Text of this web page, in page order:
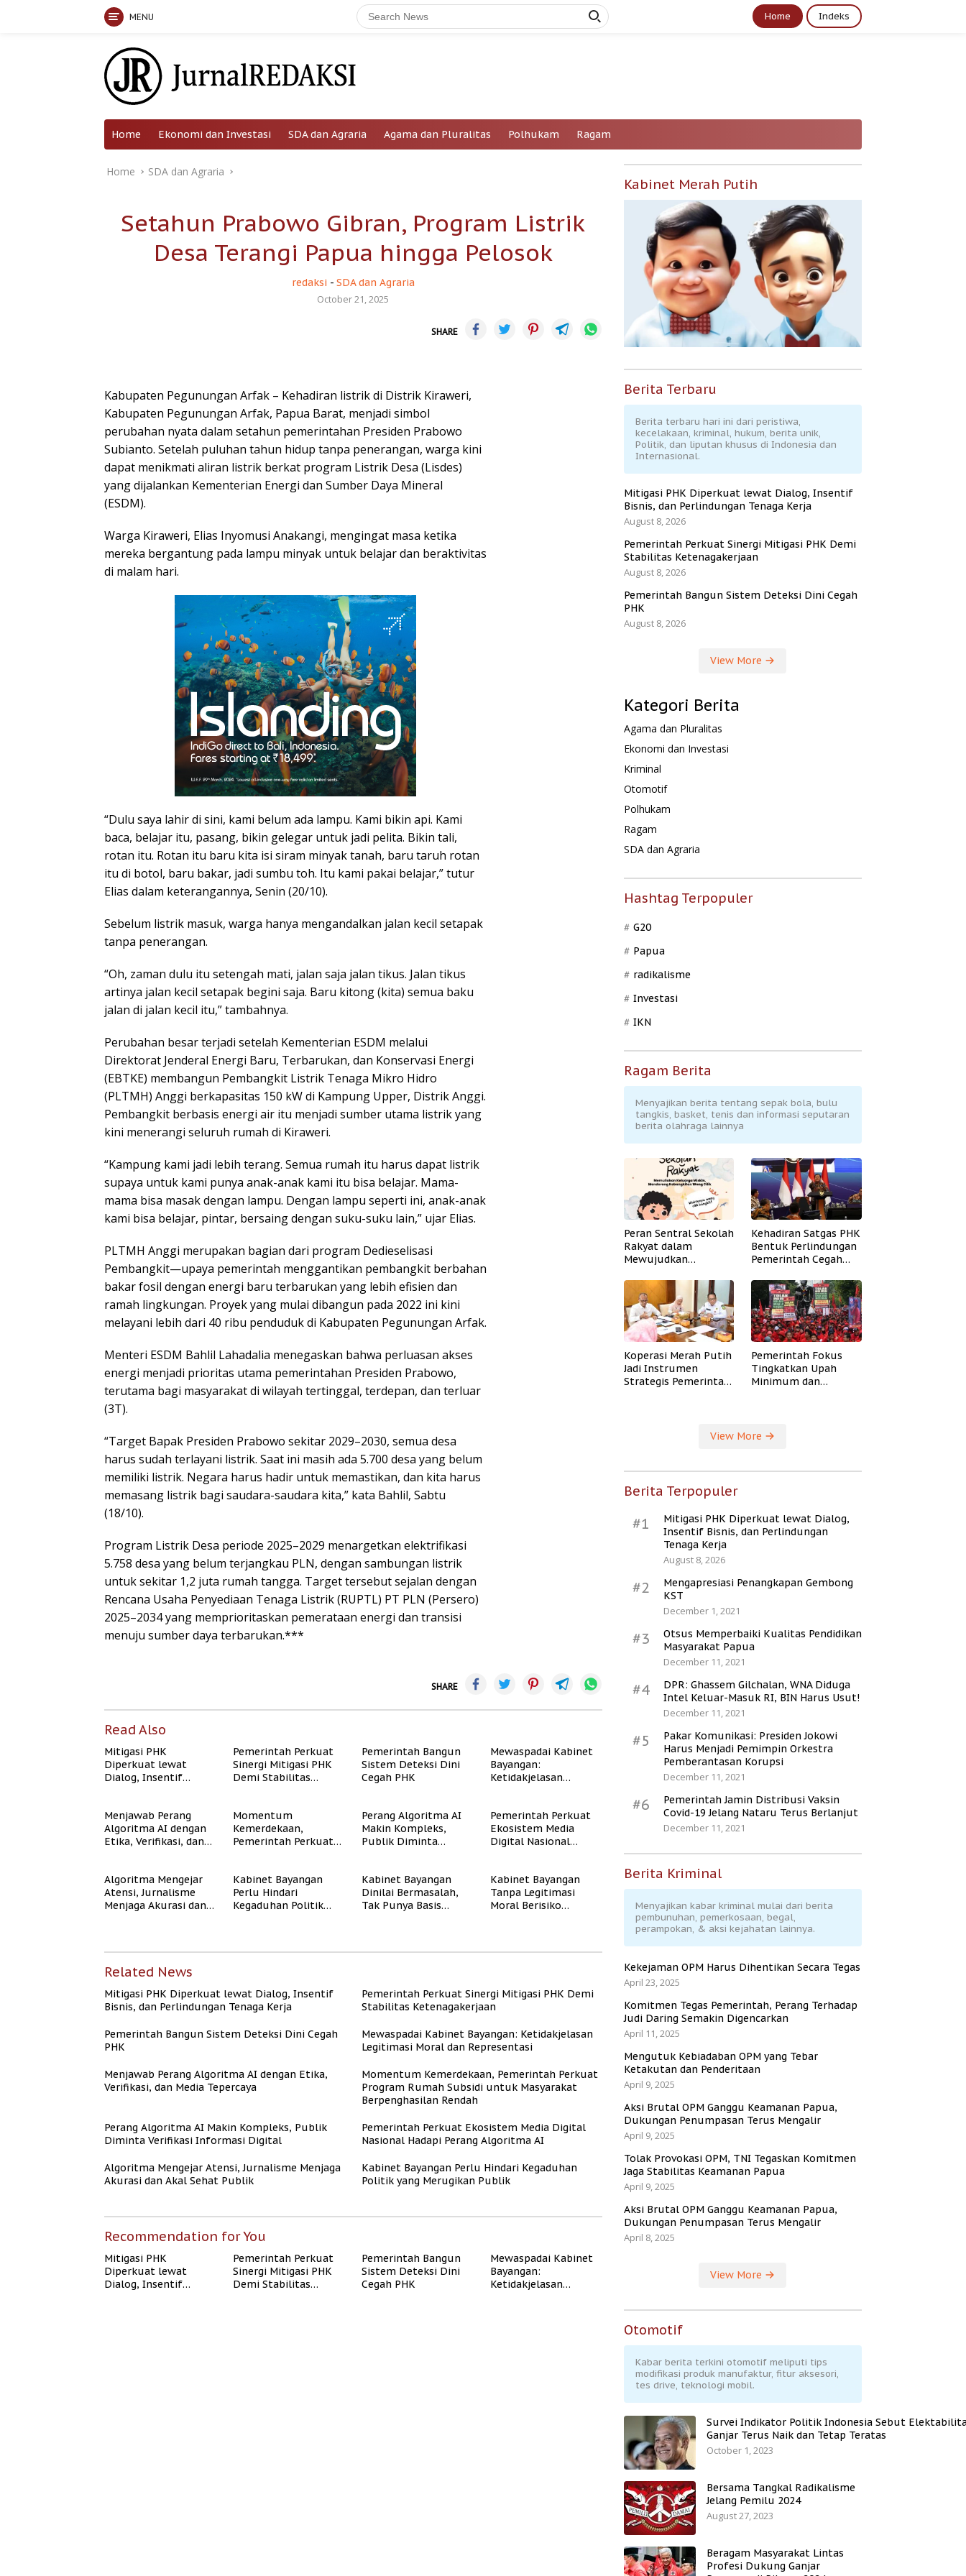
MENU Home Indeks
Home Ekonomi dan Investasi SDA dan Agraria Agama dan Pluralitas Polhukam Ragam
Home SDA dan Agraria
Setahun Prabowo Gibran, Program Listrik
Desa Terangi Papua hingga Pelosok
redaksi - SDA dan Agraria
October 21, 2025
SHARE
Kabupaten Pegunungan Arfak – Kehadiran listrik di Distrik Kiraweri,
Kabupaten Pegunungan Arfak, Papua Barat, menjadi simbol
perubahan nyata dalam setahun pemerintahan Presiden Prabowo
Subianto. Setelah puluhan tahun hidup tanpa penerangan, warga kini
dapat menikmati aliran listrik berkat program Listrik Desa (Lisdes)
yang dijalankan Kementerian Energi dan Sumber Daya Mineral
(ESDM).
Warga Kiraweri, Elias Inyomusi Anakangi, mengingat masa ketika
mereka bergantung pada lampu minyak untuk belajar dan beraktivitas
di malam hari.
“Dulu saya lahir di sini, kami belum ada lampu. Kami bikin api. Kami
baca, belajar itu, pasang, bikin gelegar untuk jadi pelita. Bikin tali,
rotan itu. Rotan itu baru kita isi siram minyak tanah, baru taruh rotan
itu di botol, baru bakar, jadi sumbu toh. Itu kami pakai belajar,” tutur
Elias dalam keterangannya, Senin (20/10).
Sebelum listrik masuk, warga hanya mengandalkan jalan kecil setapak
tanpa penerangan.
“Oh, zaman dulu itu setengah mati, jalan saja jalan tikus. Jalan tikus
artinya jalan kecil setapak begini saja. Baru kitong (kita) semua baku
jalan di jalan kecil itu,” tambahnya.
Perubahan besar terjadi setelah Kementerian ESDM melalui
Direktorat Jenderal Energi Baru, Terbarukan, dan Konservasi Energi
(EBTKE) membangun Pembangkit Listrik Tenaga Mikro Hidro
(PLTMH) Anggi berkapasitas 150 kW di Kampung Upper, Distrik Anggi.
Pembangkit berbasis energi air itu menjadi sumber utama listrik yang
kini menerangi seluruh rumah di Kiraweri.
“Kampung kami jadi lebih terang. Semua rumah itu harus dapat listrik
supaya untuk kami punya anak-anak kami itu bisa belajar. Mama-
mama bisa masak dengan lampu. Dengan lampu seperti ini, anak-anak
kami bisa belajar, pintar, bersaing dengan suku-suku lain,” ujar Elias.
PLTMH Anggi merupakan bagian dari program Dedieselisasi
Pembangkit—upaya pemerintah menggantikan pembangkit berbahan
bakar fosil dengan energi baru terbarukan yang lebih efisien dan
ramah lingkungan. Proyek yang mulai dibangun pada 2022 ini kini
melayani lebih dari 40 ribu penduduk di Kabupaten Pegunungan Arfak.
Menteri ESDM Bahlil Lahadalia menegaskan bahwa perluasan akses
energi menjadi prioritas utama pemerintahan Presiden Prabowo,
terutama bagi masyarakat di wilayah tertinggal, terdepan, dan terluar
(3T).
“Target Bapak Presiden Prabowo sekitar 2029–2030, semua desa
harus sudah terlayani listrik. Saat ini masih ada 5.700 desa yang belum
memiliki listrik. Negara harus hadir untuk memastikan, dan kita harus
memasang listrik bagi saudara-saudara kita,” kata Bahlil, Sabtu
(18/10).
Program Listrik Desa periode 2025–2029 menargetkan elektrifikasi
5.758 desa yang belum terjangkau PLN, dengan sambungan listrik
untuk sekitar 1,2 juta rumah tangga. Target tersebut sejalan dengan
Rencana Usaha Penyediaan Tenaga Listrik (RUPTL) PT PLN (Persero)
2025–2034 yang memprioritaskan pemerataan energi dan transisi
menuju sumber daya terbarukan.***
SHARE
Read Also
Mitigasi PHK
Diperkuat lewat
Dialog, Insentif
Kerja
Pemerintah Perkuat
Sinergi Mitigasi PHK
Demi Stabilitas
Pemerintah Bangun
Sistem Deteksi Dini
Cegah PHK
Mewaspadai Kabinet
Bayangan:
Ketidakjelasan
Menjawab Perang
Algoritma AI dengan
Etika, Verifikasi, dan
Momentum
Kemerdekaan,
Pemerintah Perkuat
Masyarakat
Berpenghasilan
Rendah
Perang Algoritma AI
Makin Kompleks,
Publik Diminta
Pemerintah Perkuat
Ekosistem Media
Digital Nasional
Algoritma Mengejar
Atensi, Jurnalisme
Menjaga Akurasi dan
Kabinet Bayangan
Perlu Hindari
Kegaduhan Politik
Kabinet Bayangan
Dinilai Bermasalah,
Tak Punya Basis
Kabinet Bayangan
Tanpa Legitimasi
Moral Berisiko
Related News
Mitigasi PHK Diperkuat lewat Dialog, Insentif
Bisnis, dan Perlindungan Tenaga Kerja
Pemerintah Perkuat Sinergi Mitigasi PHK Demi
Stabilitas Ketenagakerjaan
Pemerintah Bangun Sistem Deteksi Dini Cegah
PHK
Mewaspadai Kabinet Bayangan: Ketidakjelasan
Legitimasi Moral dan Representasi
Menjawab Perang Algoritma AI dengan Etika,
Verifikasi, dan Media Tepercaya
Momentum Kemerdekaan, Pemerintah Perkuat
Program Rumah Subsidi untuk Masyarakat
Berpenghasilan Rendah
Perang Algoritma AI Makin Kompleks, Publik
Diminta Verifikasi Informasi Digital
Pemerintah Perkuat Ekosistem Media Digital
Nasional Hadapi Perang Algoritma AI
Algoritma Mengejar Atensi, Jurnalisme Menjaga
Akurasi dan Akal Sehat Publik
Kabinet Bayangan Perlu Hindari Kegaduhan
Politik yang Merugikan Publik
Recommendation for You
Mitigasi PHK
Diperkuat lewat
Dialog, Insentif
Pemerintah Perkuat
Sinergi Mitigasi PHK
Demi Stabilitas
Pemerintah Bangun
Sistem Deteksi Dini
Cegah PHK
Mewaspadai Kabinet
Bayangan:
Ketidakjelasan
Kabinet Merah Putih
Berita Terbaru
Berita terbaru hari ini dari peristiwa,
kecelakaan, kriminal, hukum, berita unik,
Politik, dan liputan khusus di Indonesia dan
Internasional.
Mitigasi PHK Diperkuat lewat Dialog, Insentif
Bisnis, dan Perlindungan Tenaga Kerja
August 8, 2026
Pemerintah Perkuat Sinergi Mitigasi PHK Demi
Stabilitas Ketenagakerjaan
August 8, 2026
Pemerintah Bangun Sistem Deteksi Dini Cegah
PHK
August 8, 2026
View More
Kategori Berita
Agama dan Pluralitas
Ekonomi dan Investasi
Kriminal
Otomotif
Polhukam
Ragam
SDA dan Agraria
Hashtag Terpopuler
G20
Papua
radikalisme
Investasi
IKN
Ragam Berita
Menyajikan berita tentang sepak bola, bulu
tangkis, basket, tenis dan informasi seputaran
berita olahraga lainnya
Peran Sentral Sekolah
Rakyat dalam
Mewujudkan
Kehadiran Satgas PHK
Bentuk Perlindungan
Pemerintah Cegah
Koperasi Merah Putih
Jadi Instrumen
Strategis Pemerintah
Pemerintah Fokus
Tingkatkan Upah
Minimum dan
View More
Berita Terpopuler
#1
Mitigasi PHK Diperkuat lewat Dialog,
Insentif Bisnis, dan Perlindungan
Tenaga Kerja
August 8, 2026
#2
Mengapresiasi Penangkapan Gembong
KST
December 1, 2021
#3
Otsus Memperbaiki Kualitas Pendidikan
Masyarakat Papua
December 11, 2021
#4
DPR: Ghassem Gilchalan, WNA Diduga
Intel Keluar-Masuk RI, BIN Harus Usut!
December 11, 2021
#5
Pakar Komunikasi: Presiden Jokowi
Harus Menjadi Pemimpin Orkestra
Pemberantasan Korupsi
December 11, 2021
#6
Pemerintah Jamin Distribusi Vaksin
Covid-19 Jelang Nataru Terus Berlanjut
December 11, 2021
Berita Kriminal
Menyajikan kabar kriminal mulai dari berita
pembunuhan, pemerkosaan, begal,
perampokan, & aksi kejahatan lainnya.
Kekejaman OPM Harus Dihentikan Secara Tegas
April 23, 2025
Komitmen Tegas Pemerintah, Perang Terhadap
Judi Daring Semakin Digencarkan
April 11, 2025
Mengutuk Kebiadaban OPM yang Tebar
Ketakutan dan Penderitaan
April 9, 2025
Aksi Brutal OPM Ganggu Keamanan Papua,
Dukungan Penumpasan Terus Mengalir
April 9, 2025
Tolak Provokasi OPM, TNI Tegaskan Komitmen
Jaga Stabilitas Keamanan Papua
April 9, 2025
Aksi Brutal OPM Ganggu Keamanan Papua,
Dukungan Penumpasan Terus Mengalir
April 8, 2025
View More
Otomotif
Kabar berita terkini otomotif meliputi tips
modifikasi produk manufaktur, fitur aksesori,
tes drive, teknologi mobil.
Survei Indikator Politik Indonesia Sebut
Ganjar Terus Naik dan Tetap Teratas
October 1, 2023
Bersama Tangkal Radikalisme
Jelang Pemilu 2024
August 27, 2023
Beragam Masyarakat Lintas
Profesi Dukung Ganjar